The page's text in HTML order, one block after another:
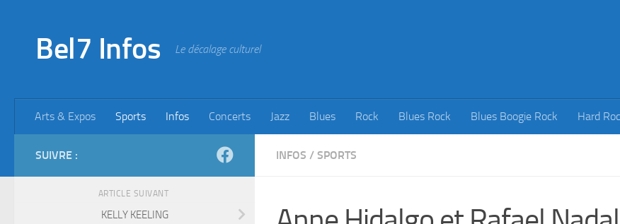
Bel7 Infos Le décalage culturel
Arts & Expos Sports Infos Concerts Jazz Blues Rock Blues Rock Blues Boogie Rock Hard
INFOS / SPORTS
SUIVRE :
ARTICLE SUIVANT
KELLY KEELING